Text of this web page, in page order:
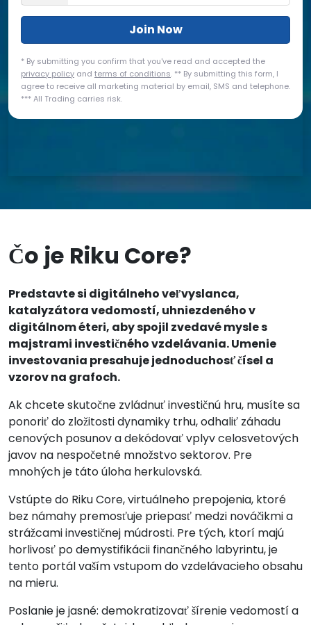
States
* By submitting you confirm that you've read and accepted the
privacy policy and terms of conditions. ** By submitting this form, I
agree to receive all marketing material by email, SMS and telephone.
*** All Trading carries risk.
Čo je Riku Core?
Predstavte si digitálneho veľvyslanca,
katalyzátora vedomostí, uhniezdeného v
digitálnom éteri, aby spojil zvedavé mysle s
majstrami investičného vzdelávania. Umenie
investovania presahuje jednoduchosť čísel a
vzorov na grafoch.
Ak chcete skutočne zvládnuť investičnú hru, musíte sa
ponoriť do zložitosti dynamiky trhu, odhaliť záhadu
cenových posunov a dekódovať vplyv celosvetových
javov na nespočetné množstvo sektorov. Pre
mnohých je táto úloha herkulovská.
Vstúpte do Riku Core, virtuálneho prepojenia, ktoré
bez námahy premosťuje priepasť medzi nováčikmi a
strážcami investičnej múdrosti. Pre tých, ktorí majú
horlivosť po demystifikácii finančného labyrintu, je
tento portál vaším vstupom do vzdelávacieho obsahu
na mieru.
Poslanie je jasné: demokratizovať šírenie vedomostí a